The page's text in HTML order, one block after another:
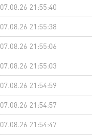
07.08.26 21:55:40
07.08.26 21:55:38
07.08.26 21:55:06
07.08.26 21:55:03
07.08.26 21:54:59
07.08.26 21:54:57
07.08.26 21:54:47